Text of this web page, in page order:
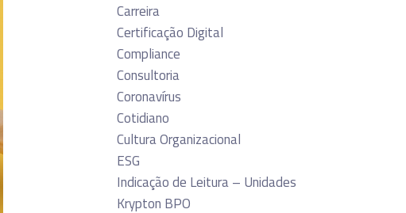
Carreira
Certificação Digital
Compliance
Consultoria
Coronavírus
Cotidiano
Cultura Organizacional
ESG
Indicação de Leitura – Unidades
Krypton BPO